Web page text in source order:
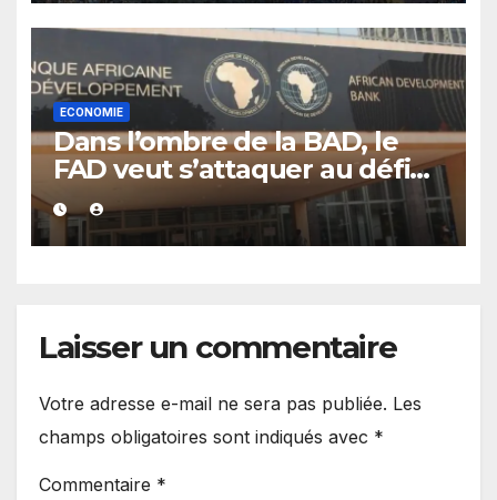
ECONOMIE
Dans l’ombre de la BAD, le
FAD veut s’attaquer au défi
de la dette africaine
Laisser un commentaire
Votre adresse e-mail ne sera pas publiée. Les
champs obligatoires sont indiqués avec *
Commentaire *